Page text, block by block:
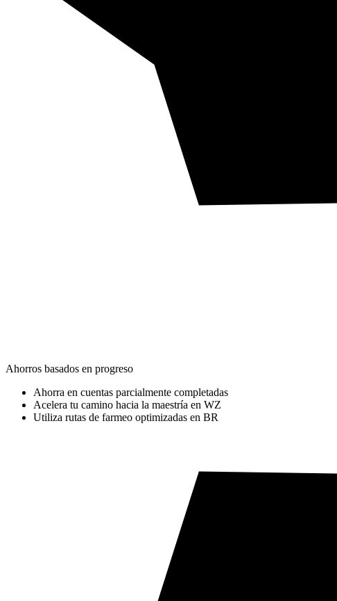
Ahorros basados en progreso
Ahorra en cuentas parcialmente completadas
Acelera tu camino hacia la maestría en WZ
Utiliza rutas de farmeo optimizadas en BR